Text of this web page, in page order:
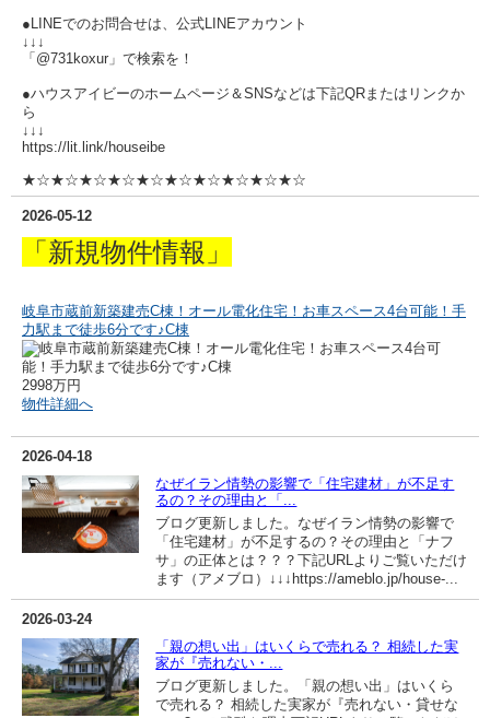
●LINEでのお問合せは、公式LINEアカウント
↓↓↓
「@731koxur」で検索を！
●ハウスアイビーのホームページ＆SNSなどは下記QRまたはリンクか
ら
↓↓↓
https://lit.link/houseibe
★☆★☆★☆★☆★☆★☆★☆★☆★☆★☆
2026-05-12
「新規物件情報」
岐阜市蔵前新築建売C棟！オール電化住宅！お車スペース4台可能！手
力駅まで徒歩6分です♪C棟
2998万円
物件詳細へ
2026-04-18
なぜイラン情勢の影響で「住宅建材」が不足す
るの？その理由と「...
ブログ更新しました。なぜイラン情勢の影響で
「住宅建材」が不足するの？その理由と「ナフ
サ」の正体とは？？？下記URLよりご覧いただけ
ます（アメブロ）↓↓↓https://ameblo.jp/house-...
2026-03-24
「親の想い出」はいくらで売れる？ 相続した実
家が『売れない・...
ブログ更新しました。「親の想い出」はいくら
で売れる？ 相続した実家が『売れない・貸せな